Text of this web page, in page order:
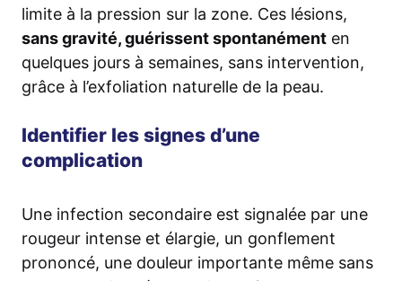
limite à la pression sur la zone. Ces lésions,
sans gravité, guérissent spontanément en
quelques jours à semaines, sans intervention,
grâce à l’exfoliation naturelle de la peau.
Identifier les signes d’une
complication
Une infection secondaire est signalée par une
rougeur intense et élargie, un gonflement
prononcé, une douleur importante même sans